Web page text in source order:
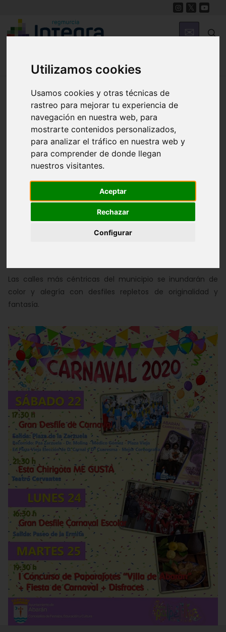
Utilizamos cookies
Usamos cookies y otras técnicas de
rastreo para mejorar tu experiencia de
navegación en nuestra web, para
mostrarte contenidos personalizados,
para analizar el tráfico en nuestra web y
para comprender de donde llegan
nuestros visitantes.
Aceptar
Rechazar
Configurar
Carnaval 2020. Desfile
de Carnaval de
Abarán
22 de febrero de 2020 al 25 de febrero de 2020
Las calles más céntricas del municipio se inundarán de
color y alegría con desfiles repletos de originalidad y
fantasía.